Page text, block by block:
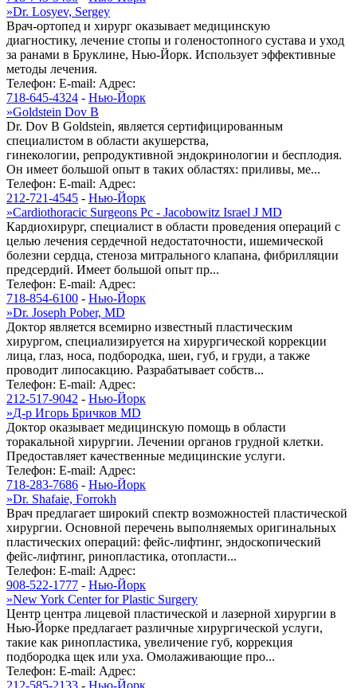
»Dr. Losyev, Sergey
Врач-ортопед и хирург оказывает медицинскую
диагностику, лечение стопы и голеностопного сустава и уход
за ранами в Бруклине, Нью-Йорк. Использует эффективные
методы лечения.
Телефон: E-mail: Адрес:
718-645-4324 - Нью-Йорк
»Goldstein Dov B
Dr. Dov В Goldstein, является сертифицированным
специалистом в области акушерства,
гинекологии, репродуктивной эндокринологии и бесплодия.
Он имеет большой опыт в таких областях: приливы, ме...
Телефон: E-mail: Адрес:
212-721-4545 - Нью-Йорк
»Cardiothoracic Surgeons Pc - Jacobowitz Israel J MD
Кардиохирург, специалист в области проведения операций с
целью лечения сердечной недостаточности, ишемической
болезни сердца, стеноза митрального клапана, фибрилляции
предсердий. Имеет большой опыт пр...
Телефон: E-mail: Адрес:
718-854-6100 - Нью-Йорк
»Dr. Joseph Pober, MD
Доктор является всемирно известный пластическим
хирургом, специализируется на хирургической коррекции
лица, глаз, носа, подбородка, шеи, губ, и груди, а также
проводит липосакцию. Разрабатывает собств...
Телефон: E-mail: Адрес:
212-517-9042 - Нью-Йорк
»Д-р Игорь Бричков MD
Доктор оказывает медицинскую помощь в области
торакальной хирургии. Лечении органов грудной клетки.
Предоставляет качественные медицинские услуги.
Телефон: E-mail: Адрес:
718-283-7686 - Нью-Йорк
»Dr. Shafaie, Forrokh
Врач предлагает широкий спектр возможностей пластической
хирургии. Основной перечень выполняемых оригинальных
пластических операций: фейс-лифтинг, эндоскопический
фейс-лифтинг, ринопластика, отопласти...
Телефон: E-mail: Адрес:
908-522-1777 - Нью-Йорк
»New York Center for Plastic Surgery
Центр центра лицевой пластической и лазерной хирургии в
Нью-Йорке предлагает различные хирургической услуги,
такие как ринопластика, увеличение губ, коррекция
подбородка щек или уха. Омолаживающие про...
Телефон: E-mail: Адрес:
212-585-2133 - Нью-Йорк